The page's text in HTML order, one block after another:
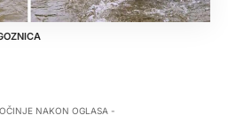
NAKON OGLASA -